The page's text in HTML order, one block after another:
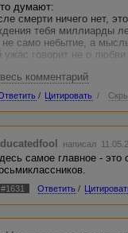
думают:
смерти ничего нет,
тебя миллиарды
не само небытие, а
ужас говорит не о
ловушка: если
Особенно ночью, в
и усталую нервную
часа ночи.
сейчас важно не
не нашли
моменте. Иначе мозг
Ратмир. С
надеждами. И пока
а в этом вечере, в
место, где человек
комментарий
/ Цитировать /
написал
самое главное -
#1631 Ответить /